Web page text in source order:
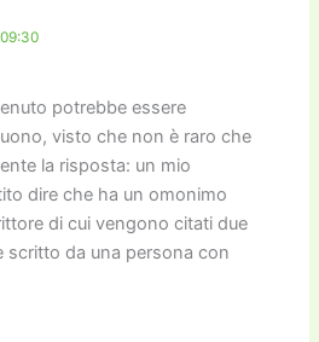
potrebbe essere
visto che non è raro che
la risposta: un mio
dire che ha un omonimo
di cui vengono citati due
scritto da una persona con